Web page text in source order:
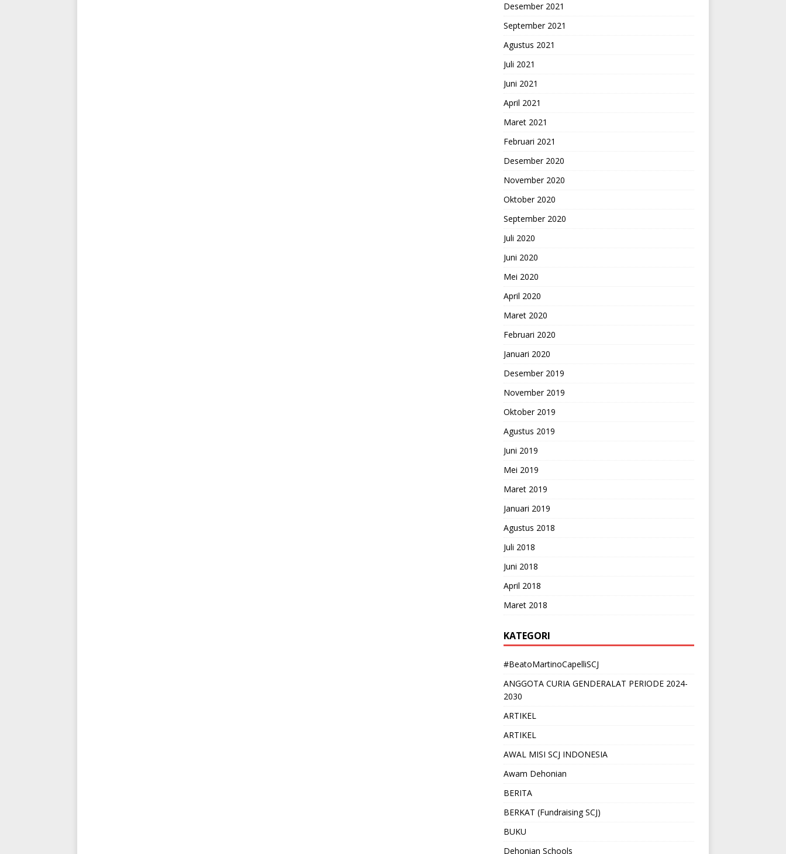
Desember 2021
September 2021
Agustus 2021
Juli 2021
Juni 2021
April 2021
Maret 2021
Februari 2021
Desember 2020
November 2020
Oktober 2020
September 2020
Juli 2020
Juni 2020
Mei 2020
April 2020
Maret 2020
Februari 2020
Januari 2020
Desember 2019
November 2019
Oktober 2019
Agustus 2019
Juni 2019
Mei 2019
Maret 2019
Januari 2019
Agustus 2018
Juli 2018
Juni 2018
April 2018
Maret 2018
KATEGORI
#BeatoMartinoCapelliSCJ
ANGGOTA CURIA GENDERALAT PERIODE 2024-
2030
ARTIKEL
ARTIKEL
AWAL MISI SCJ INDONESIA
Awam Dehonian
BERITA
BERKAT (Fundraising SCJ)
BUKU
Dehonian Schools